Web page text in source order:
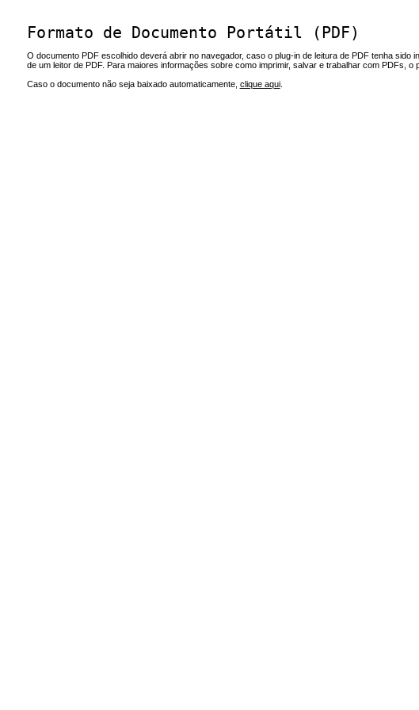
Formato de Documento Portátil (PDF)
O documento PDF escolhido deverá abrir no navegador, caso o plug-in de leitura de PDF tenha sido
de um leitor de PDF. Para maiores informações sobre como imprimir, salvar e trabalhar com PDFs, o
Caso o documento não seja baixado automaticamente, clique aqui.